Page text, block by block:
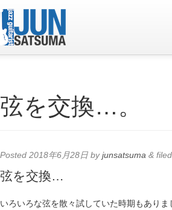
Live Schedule
Photo
弦を交換…。
Posted 2018年6月28日 byjunsatsuma &
弦を交換…
いろいろな弦を散々試していた時期もありま